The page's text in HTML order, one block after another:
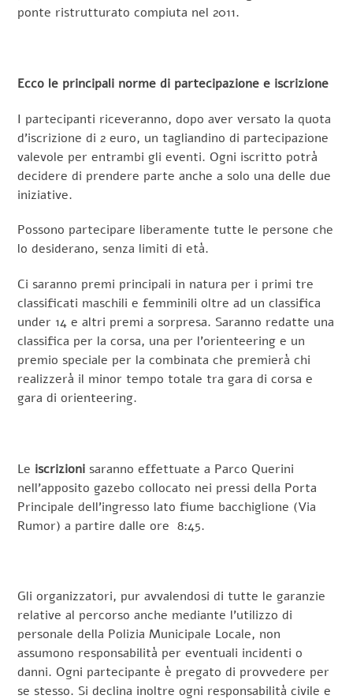
ponte ristrutturato compiuta nel 2011.
Ecco le principali norme di partecipazione e iscrizione
I partecipanti riceveranno, dopo aver versato la quota
d’iscrizione di 2 euro, un tagliandino di partecipazione
valevole per entrambi gli eventi. Ogni iscritto potrà
decidere di prendere parte anche a solo una delle due
iniziative.
Possono partecipare liberamente tutte le persone che
lo desiderano, senza limiti di età.
Ci saranno premi principali in natura per i primi tre
classificati maschili e femminili oltre ad un classifica
under 14 e altri premi a sorpresa. Saranno redatte una
classifica per la corsa, una per l’orienteering e un
premio speciale per la combinata che premierà chi
realizzerà il minor tempo totale tra gara di corsa e
gara di orienteering.
Le iscrizioni saranno effettuate a Parco Querini
nell’apposito gazebo collocato nei pressi della Porta
Principale dell’ingresso lato fiume bacchiglione (Via
Rumor) a partire dalle ore 8:45.
Gli organizzatori, pur avvalendosi di tutte le garanzie
relative al percorso anche mediante l’utilizzo di
personale della Polizia Municipale Locale, non
assumono responsabilità per eventuali incidenti o
danni. Ogni partecipante è pregato di provvedere per
se stesso. Si declina inoltre ogni responsabilità civile e